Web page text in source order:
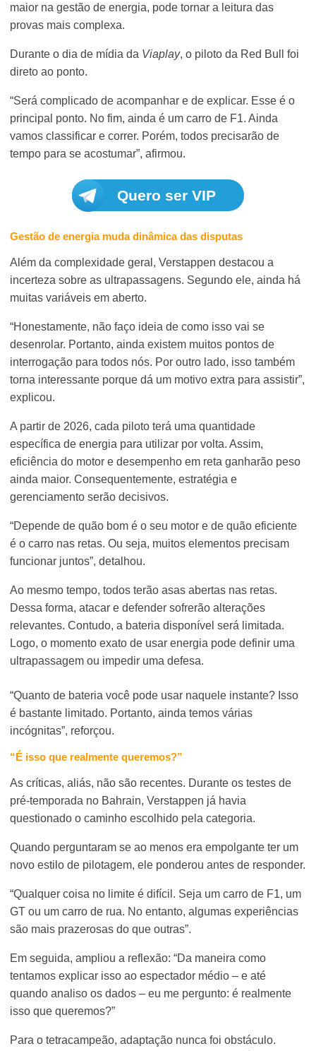
maior na gestão de energia, pode tornar a leitura das
provas mais complexa.
Durante o dia de mídia da Viaplay, o piloto da Red Bull foi
direto ao ponto.
“Será complicado de acompanhar e de explicar. Esse é o
principal ponto. No fim, ainda é um carro de F1. Ainda
vamos classificar e correr. Porém, todos precisarão de
tempo para se acostumar”, afirmou.
Quero ser VIP
Gestão de energia muda dinâmica das disputas
Além da complexidade geral, Verstappen destacou a
incerteza sobre as ultrapassagens. Segundo ele, ainda há
muitas variáveis em aberto.
“Honestamente, não faço ideia de como isso vai se
desenrolar. Portanto, ainda existem muitos pontos de
interrogação para todos nós. Por outro lado, isso também
torna interessante porque dá um motivo extra para assistir”,
explicou.
A partir de 2026, cada piloto terá uma quantidade
específica de energia para utilizar por volta. Assim,
eficiência do motor e desempenho em reta ganharão peso
ainda maior. Consequentemente, estratégia e
gerenciamento serão decisivos.
“Depende de quão bom é o seu motor e de quão eficiente
é o carro nas retas. Ou seja, muitos elementos precisam
funcionar juntos”, detalhou.
Ao mesmo tempo, todos terão asas abertas nas retas.
Dessa forma, atacar e defender sofrerão alterações
relevantes. Contudo, a bateria disponível será limitada.
Logo, o momento exato de usar energia pode definir uma
ultrapassagem ou impedir uma defesa.
“Quanto de bateria você pode usar naquele instante? Isso
é bastante limitado. Portanto, ainda temos várias
incógnitas”, reforçou.
“É isso que realmente queremos?”
As críticas, aliás, não são recentes. Durante os testes de
pré-temporada no Bahrain, Verstappen já havia
questionado o caminho escolhido pela categoria.
Quando perguntaram se ao menos era empolgante ter um
novo estilo de pilotagem, ele ponderou antes de responder.
“Qualquer coisa no limite é difícil. Seja um carro de F1, um
GT ou um carro de rua. No entanto, algumas experiências
são mais prazerosas do que outras”.
Em seguida, ampliou a reflexão: “Da maneira como
tentamos explicar isso ao espectador médio – e até
quando analiso os dados – eu me pergunto: é realmente
isso que queremos?”
Para o tetracampeão, adaptação nunca foi obstáculo.